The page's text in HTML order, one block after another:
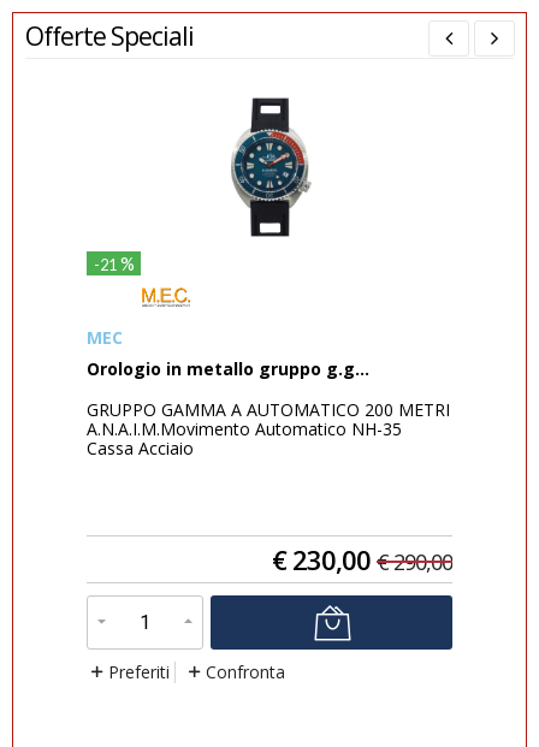
Offerte Speciali
-21 %
MEC
Orologio in metallo gruppo g.g...
GRUPPO GAMMA A AUTOMATICO 200 METRI
A.N.A.I.M.Movimento Automatico NH-35
Cassa Acciaio
€ 230,00 €290,00
Preferiti Confronta